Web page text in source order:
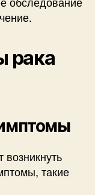
рака
возникнуть
такие